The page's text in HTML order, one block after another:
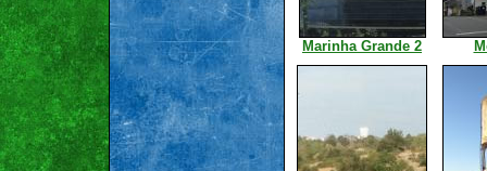
Marinha Grande 2